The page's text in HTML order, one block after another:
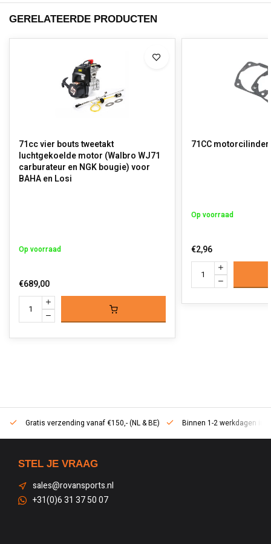
GERELATEERDE PRODUCTEN
71cc vier bouts tweetakt
luchtgekoelde motor (Walbro WJ71
carburateur en NGK bougie) voor
BAHA en Losi
Op voorraad
€689,00
71CC
Op voorraad
€2,96
Gratis verzending vanaf €150,- (NL & BE) Binnen 1-2 werkdagen in
STEL JE VRAAG
sales@rovansports.nl
+31(0)6 31 37 50 07